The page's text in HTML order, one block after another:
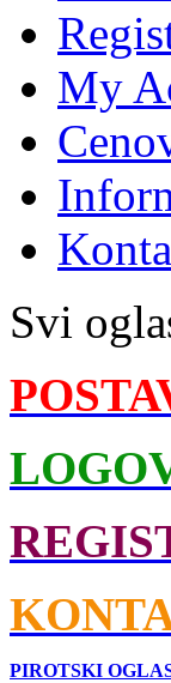
My
Svi
PIROTSKI